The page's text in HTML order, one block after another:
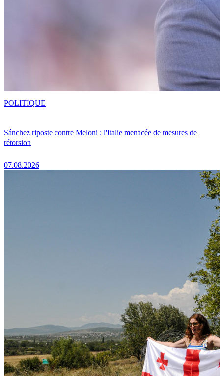
Sánchez riposte contre Meloni : l'Italie menacée de mesures de
rétorsion
07.08.2026
POLITIQUE